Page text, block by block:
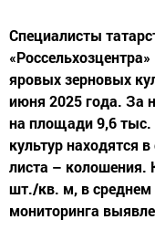
Специалисты
яровых зерновых
июня 2025 года. За
на площади 9,6
культур находятся
листа – колошения.
шт./кв. м, в
мониторинга